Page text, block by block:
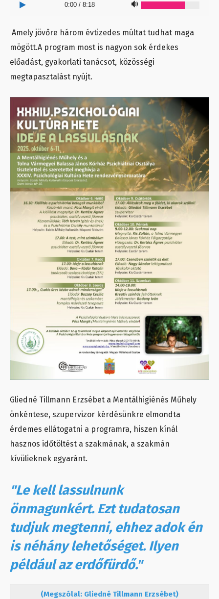
0:00 / 8:18
Amely jövőre három évtizedes múltat tudhat maga
mögött.A program most is nagyon sok érdekes
előadást, gyakorlati tanácsot, közösségi
megtapasztalást nyújt.
Gliedné Tillmann Erzsébet a Mentálhigiénés Műhely
önkéntese, szupervizor kérdésünkre elmondta
érdemes ellátogatni a programra, hiszen kínál
hasznos időtöltést a szakmának, a szakmán
kívülieknek egyaránt.
"Le kell lassulnunk
önmagunkért. Ezt tudatosan
tudjuk megtenni, ehhez adok én
is néhány lehetőséget. Ilyen
például az erdőfürdő."
(Megszólal: Gliedné Tillmann Erzsébet)